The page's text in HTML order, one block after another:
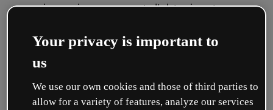
premium qui vous permet d’obtenir votre
PDF,MP4, Hors ligne et SCORM.
Caractéristiques d’un PDF interactif
Your privacy is important to
us
We use our own cookies and those of third parties to
allow for a variety of features, analyze our services